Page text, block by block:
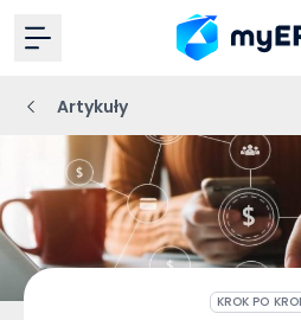
Artykuły
KROK PO